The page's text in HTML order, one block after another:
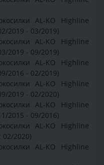
AL-KO Highline
2019 - 03/2019)
AL-KO Highline
2019 - 09/2019)
AL-KO Highline
2016 - 02/2019)
AL-KO Highline
2019 - 02/2020)
AL-KO Highline
2015 - 09/2016)
AL-KO Highline
02/2020)
AL-KO Highline